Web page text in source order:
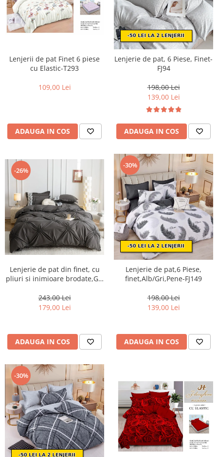
Lenjerii de pat Finet 6 piese
cu Elastic-T293
109,00 Lei
ADAUGA IN COS
Lenjerie de pat, 6 Piese, Finet-
FJ94
198,00 Lei
139,00 Lei
ADAUGA IN COS
-26%
Lenjerie de pat din finet, cu
pliuri si inimioare brodate,Gri
243,00 Lei
179,00 Lei
ADAUGA IN COS
-30%
Lenjerie de pat,6 Piese,
finet,Alb/Gri,Pene-FJ149
198,00 Lei
139,00 Lei
ADAUGA IN COS
-30%